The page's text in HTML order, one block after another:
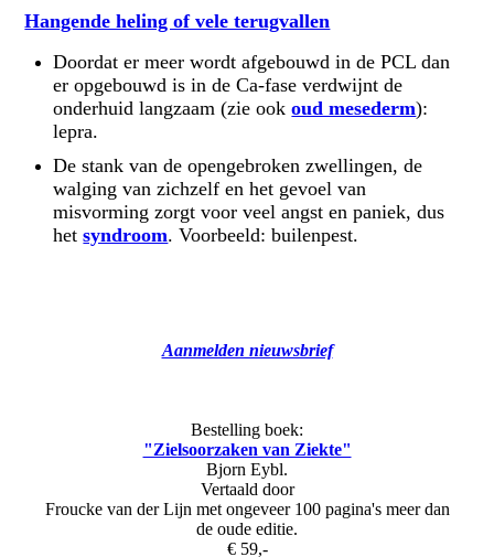
Hangende heling of vele terugvallen
Doordat er meer wordt afgebouwd in de PCL dan
er opgebouwd is in de Ca-fase verdwijnt de
onderhuid langzaam (zie ookoud mesederm):
lepra.
De stank van de opengebroken zwellingen, de
walging van zichzelf en het gevoel van
misvorming zorgt voor veel angst en paniek, dus
hetsyndroom. Voorbeeld: builenpest.
Aanmelden nieuwsbrief
Bestelling boek:
"Zielsoorzaken van Ziekte"
Bjorn Eybl.
Vertaald door
Froucke van der Lijn met ongeveer 100 pagina's meer dan
de oude editie.
€ 59,-